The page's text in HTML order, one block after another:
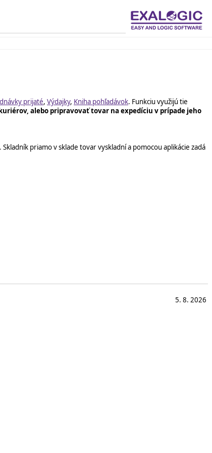
prijaté, Výdajky, Kniha pohľadávok. Funkciu využijú tie
alebo pripravovať tovar na expedíciu v prípade jeho
priamo v sklade tovar vyskladní a pomocou aplikácie zadá
5. 8. 2026